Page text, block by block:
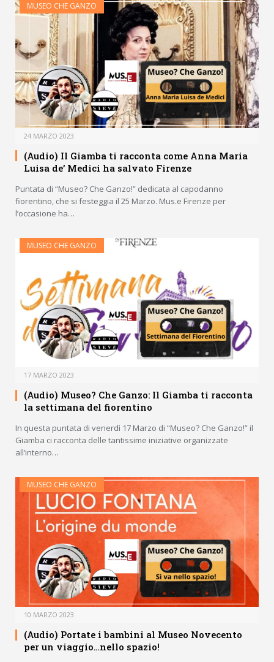
MUSEO CHE GANZO
24 MARZO 2023
(Audio) Il Giamba ti racconta come Anna Maria
Luisa de’ Medici ha salvato Firenze
Puntata di “Museo? Che Ganzo!” dedicata al capodanno
fiorentino, che si festeggia il 25 Marzo. Mus.e Firenze per
l’occasione ha…
MUSEO CHE GANZO
17 MARZO 2023
(Audio) Museo? Che Ganzo: Il Giamba ti racconta
la settimana del fiorentino
In questa puntata di venerdì 17 Marzo di “Museo? Che Ganzo!” il
Giamba ci racconta delle tantissime iniziative organizzate
all’interno…
MUSEO CHE GANZO
10 MARZO 2023
(Audio) Portate i bambini al Museo Novecento
per un viaggio…nello spazio!